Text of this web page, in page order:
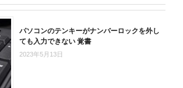
パソコンのテンキーがナンバーロックを外し
ても入力できない 覚書
2023年5月13日